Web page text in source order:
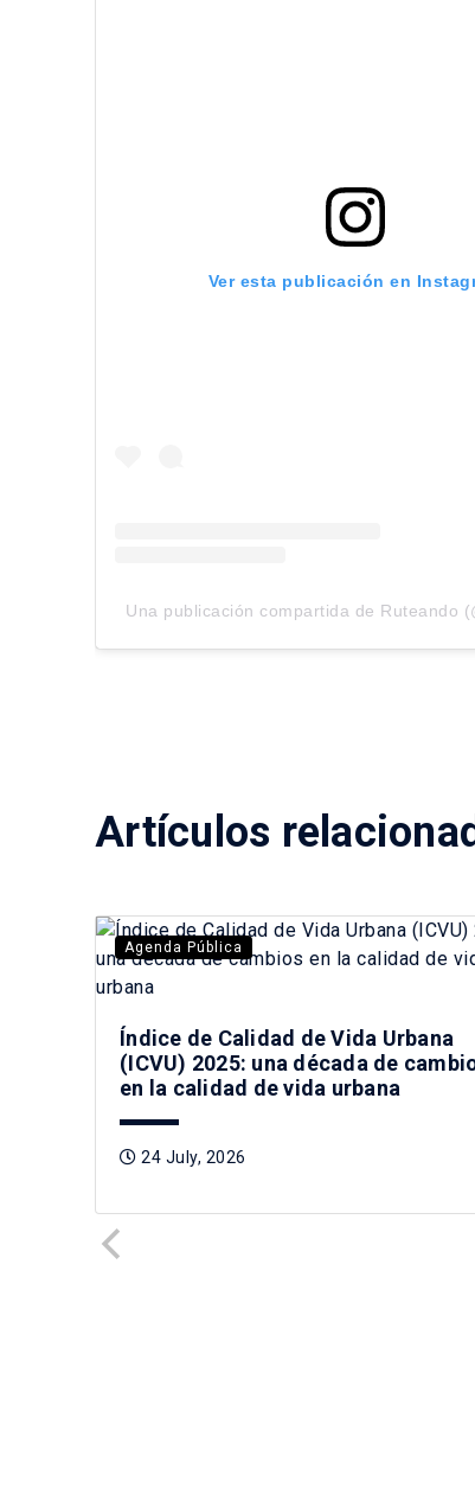
Ver esta publicación en
Una publicación compartida de Ruteando
Artículos
Agenda Pública
Índice de Calidad de Vida Urbana
(ICVU) 2025: una década de
en la calidad de vida urbana
24 July, 2026